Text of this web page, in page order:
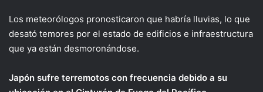
Los meteorólogos pronosticaron que habría lluvias, lo que
desató temores por el estado de edificios e infraestructura
que ya están desmoronándose.
Japón sufre terremotos con frecuencia debido a su